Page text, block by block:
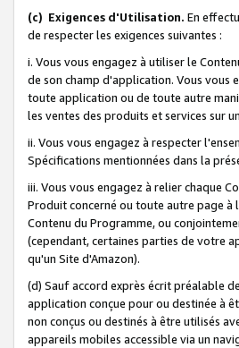
(c) Exigences d'Utilisation. En
de respecter les exigences suivantes :
i. Vous vous engagez à utiliser le
de son champ d'application. Vous vous
toute application ou de toute autre
les ventes des produits et services sur
ii. Vous vous engagez à respecter
Spécifications mentionnées dans la
iii. Vous vous engagez à relier chaque
Produit concerné ou toute autre page à
Contenu du Programme, ou
(cependant, certaines parties de votre
qu'un Site d'Amazon).
(d) Sauf accord exprès écrit préalable
application conçue pour ou destinée à
non conçus ou destinés à être utilisés
appareils mobiles accessible via un